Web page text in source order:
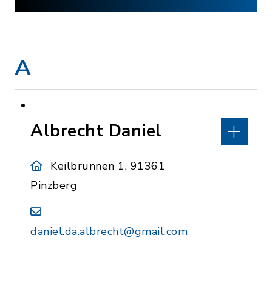
A
Albrecht Daniel
Keilbrunnen 1, 91361
Pinzberg
daniel.da.albrecht@gmail.com